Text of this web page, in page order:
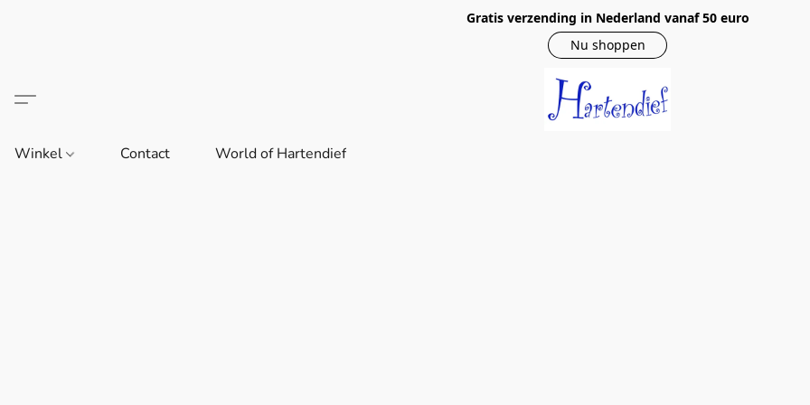
Gratis verzending in Nederland vanaf 50 euro
Nu shoppen
Winkel Contact World of Hartendief